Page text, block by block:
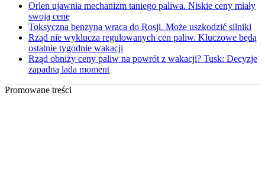
Orlen ujawnia mechanizm taniego paliwa. Niskie ceny miały
swoją cenę
Toksyczna benzyna wraca do Rosji. Może uszkodzić silniki
Rząd nie wyklucza regulowanych cen paliw. Kluczowe będą
ostatnie tygodnie wakacji
Rząd obniży ceny paliw na powrót z wakacji? Tusk: Decyzje
zapadną lada moment
Promowane treści